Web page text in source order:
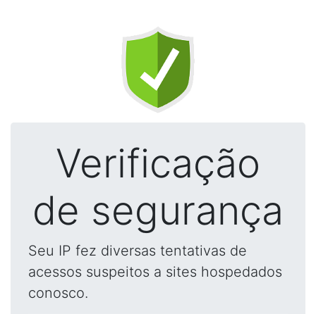
Verificação
de segurança
Seu IP fez diversas tentativas de
acessos suspeitos a sites hospedados
conosco.